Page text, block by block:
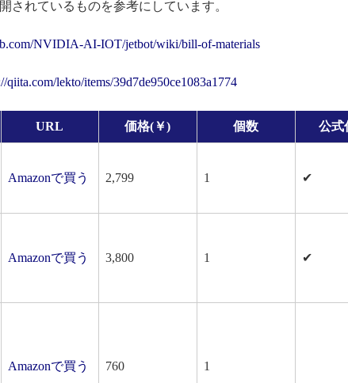
されているものを参考にしています。
NVIDIA-AI-IOT/jetbot/wiki/bill-of-materials
qiita.com/lekto/items/39d7de950ce1083a1774
URL 価格(￥) 個数 公式
Amazonで買う 2,799 1 ✔
Amazonで買う 3,800 1 ✔
Amazonで買う 760 1